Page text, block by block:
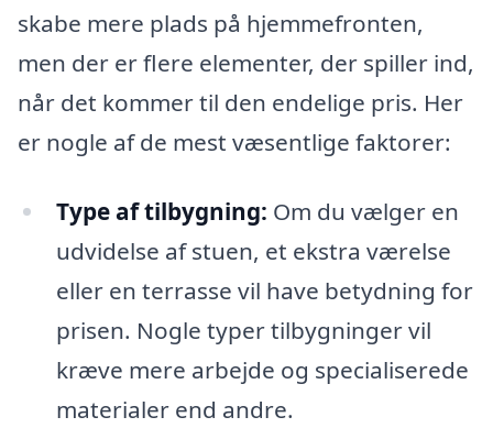
skabe mere plads på hjemmefronten,
men der er flere elementer, der spiller ind,
når det kommer til den endelige pris. Her
er nogle af de mest væsentlige faktorer:
Type af tilbygning: Om du vælger en
udvidelse af stuen, et ekstra værelse
eller en terrasse vil have betydning for
prisen. Nogle typer tilbygninger vil
kræve mere arbejde og specialiserede
materialer end andre.